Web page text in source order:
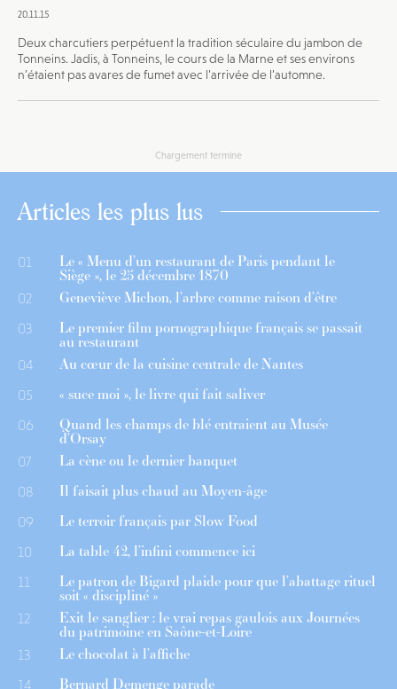
20.11.15
Deux charcutiers perpétuent la tradition séculaire du jambon de
Tonneins. Jadis, à Tonneins, le cours de la Marne et ses environs
n’étaient pas avares de fumet avec l’arrivée de l’automne.
Chargement terminé
Articles les plus lus
01 Le « Menu d’un restaurant de Paris pendant le
Siège », le 25 décembre 1870
02 Geneviève Michon, l’arbre comme raison d’être
03 Le premier film pornographique français se passait
au restaurant
04 Au cœur de la cuisine centrale de Nantes
05 « suce moi », le livre qui fait saliver
06 Quand les champs de blé entraient au Musée
d’Orsay
07 La cène ou le dernier banquet
08 Il faisait plus chaud au Moyen-âge
09 Le terroir français par Slow Food
10 La table 42, l’infini commence ici
11 Le patron de Bigard plaide pour que l’abattage rituel
soit « discipliné »
12 Exit le sanglier : le vrai repas gaulois aux Journées
du patrimoine en Saône-et-Loire
13 Le chocolat à l’affiche
14 Bernard Demenge parade